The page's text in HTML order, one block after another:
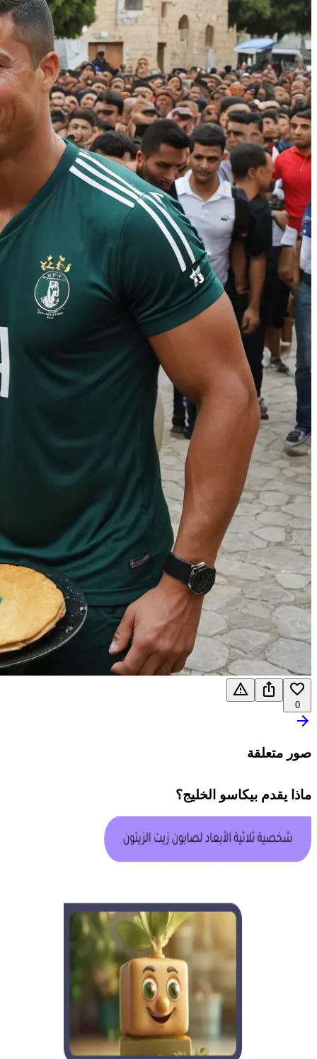
0
صور متعلقة
ماذا يقدم بيكاسو الخليج؟